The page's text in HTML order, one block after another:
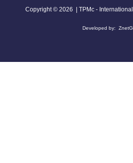
Copyright © 2026 | TPMc -
Developed by: